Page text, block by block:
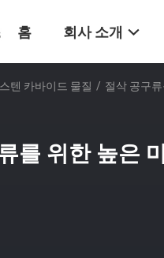
홈 회사 소개
텐 카바이드 물질 / 절삭 공구
를 위한 높은